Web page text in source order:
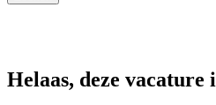
Helaas, deze vacature